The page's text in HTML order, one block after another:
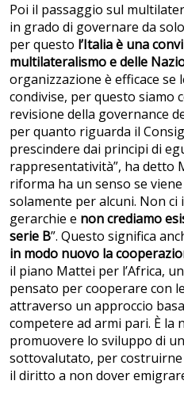
Poi il passaggio sul
in grado di governare da
per questo l’Italia è una
multilateralismo e delle
organizzazione è efficace se
condivise, per questo siamo
revisione della governance
per quanto riguarda il
prescindere dai principi di
rappresentatività”, ha detto
riforma ha un senso se
solamente per alcuni. Non
gerarchie e non crediamo
serie B”. Questo significa
in modo nuovo la
il piano Mattei per l’Africa,
pensato per cooperare con
attraverso un approccio
competere ad armi pari. È la
promuovere lo sviluppo di
sottovalutato, per
il diritto a non dover